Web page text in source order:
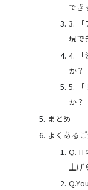
でき
3. 「
現で
4. 「
か？
5. 「
か？
まとめ
よくあるご
Q.
上